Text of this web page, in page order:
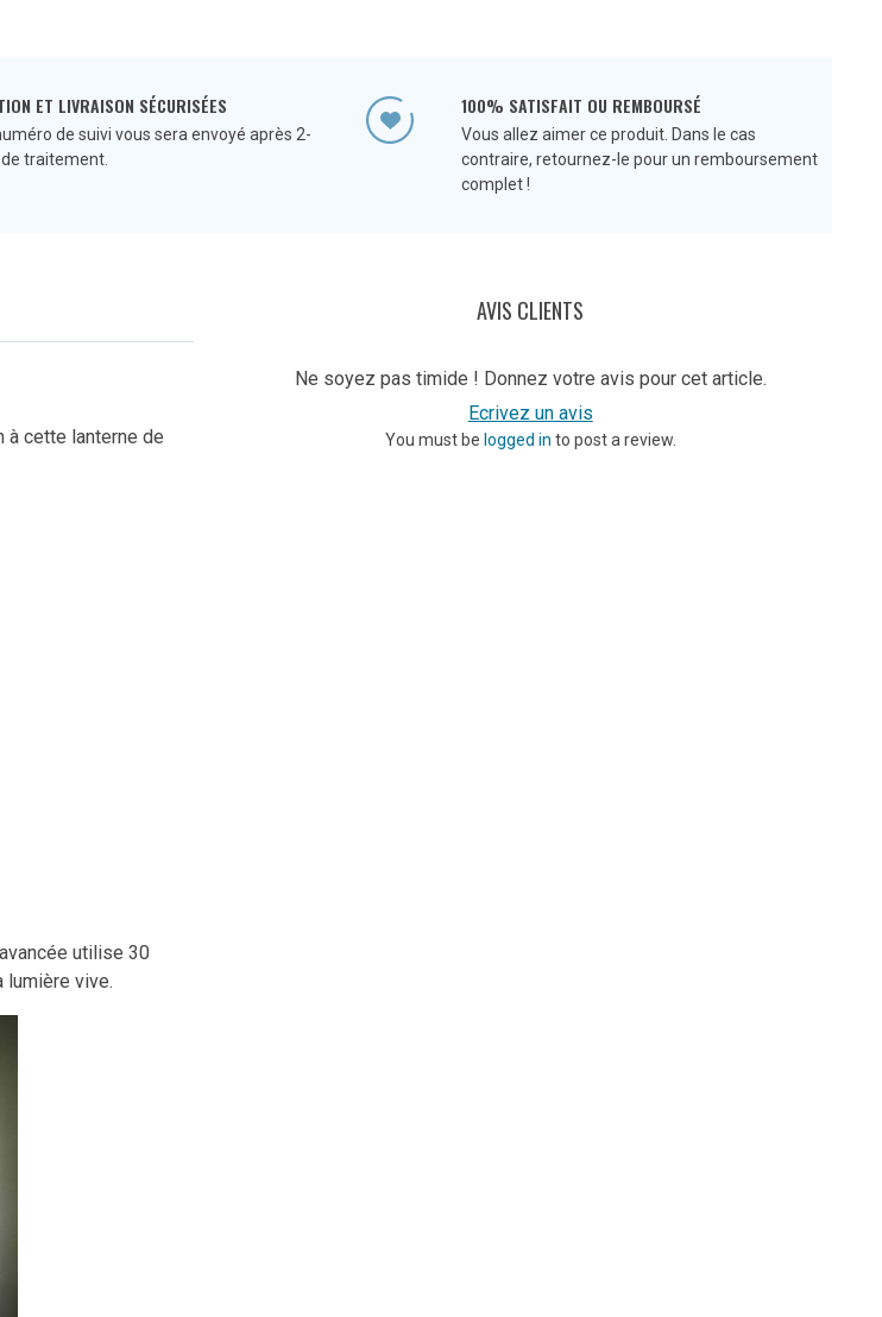
ET LIVRAISON SÉCURISÉES
de suivi vous sera envoyé après 2-
traitement.
100% SATISFAIT OU REMBOURSÉ
Vous allez aimer ce produit. Dans le cas
contraire, retournez-le pour un remboursement
complet !
à cette lanterne de
utilise 30
lumière vive.
AVIS CLIENTS
Ne soyez pas timide ! Donnez votre avis pour cet article.
Ecrivez un avis
You must be logged in to post a review.